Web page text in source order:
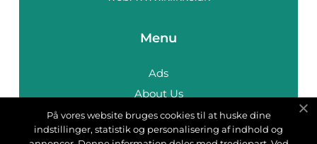
Menu
Ads
About Us
Cookies
Contact
På vores website bruges cookies til at huske dine
indstillinger, statistik og personalisering af indhold og